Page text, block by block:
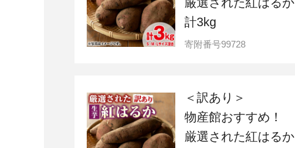
富山県 魚津市 氷見市
計3kg
寄附番号99728
＜訳あり＞
物産館おすすめ！
厳選された紅はるか